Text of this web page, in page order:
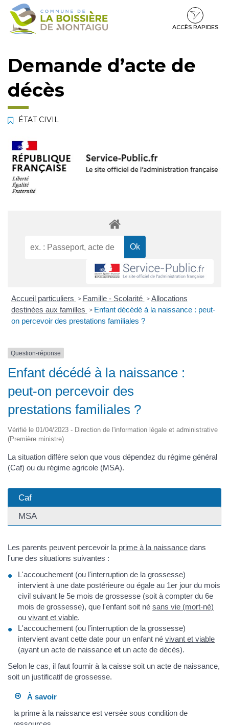
Gestion des traceurs
Aller
Aller
contenu
Aller
pied
ACCÈS RAPIDES
Demande d’acte de
décès
ÉTAT CIVIL
Accueil particuliers > Famille - Scolarité > Allocations
destinées aux familles > Enfant décédé à la naissance : peut-
on percevoir des prestations familiales ?
Question-réponse
Enfant décédé à la naissance :
peut-on percevoir des
prestations familiales ?
Vérifié le 01/04/2023 - Direction de l'information légale et administrative
(Première ministre)
La situation diffère selon que vous dépendez du régime général
(Caf) ou du régime agricole (MSA).
Caf
MSA
Les parents peuvent percevoir la prime à la naissance dans
l'une des situations suivantes :
L'accouchement (ou l'interruption de la grossesse)
intervient à une date postérieure ou égale au 1er jour du mois
civil suivant le 5e mois de grossesse (soit à compter du 6e
mois de grossesse), que l'enfant soit né sans vie (mort-né)
ou vivant et viable.
L'accouchement (ou l'interruption de la grossesse)
intervient avant cette date pour un enfant né vivant et viable
(ayant un acte de naissance et un acte de décès).
Selon le cas, il faut fournir à la caisse soit un acte de naissance,
soit un justificatif de grossesse.
À savoir
la prime à la naissance est versée sous condition de